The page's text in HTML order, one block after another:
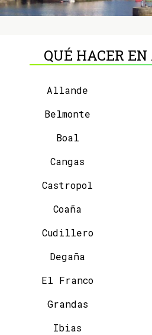
QUÉ HACER
Allande
Belmonte
Boal
Cangas
Castropol
Coaña
Cudillero
Degaña
El Franco
Grandas
Ibias